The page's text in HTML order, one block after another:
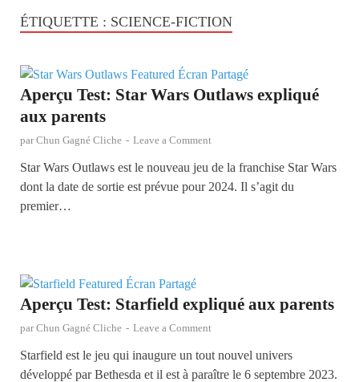
ÉTIQUETTE : SCIENCE-FICTION
Aperçu Test: Star Wars Outlaws expliqué
aux parents
parChun Gagné Cliche - Leave a Comment
Star Wars Outlaws est le nouveau jeu de la franchise Star Wars
dont la date de sortie est prévue pour 2024. Il s’agit du
premier…
Aperçu Test: Starfield expliqué aux parents
parChun Gagné Cliche - Leave a Comment
Starfield est le jeu qui inaugure un tout nouvel univers
développé par Bethesda et il est à paraître le 6 septembre 2023.